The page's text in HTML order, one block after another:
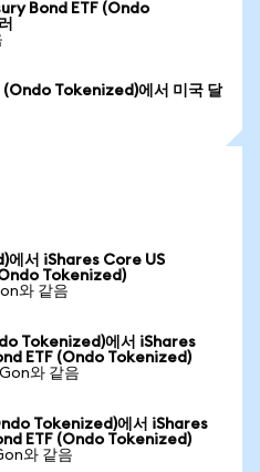
Bond ETF (Ondo
(Ondo Tokenized)에서 미국 달
서 iShares Core US
Tokenized)
와 같음
Tokenized)에서 iShares
ETF (Ondo Tokenized)
와 같음
Tokenized)에서 iShares
ETF (Ondo Tokenized)
와 같음